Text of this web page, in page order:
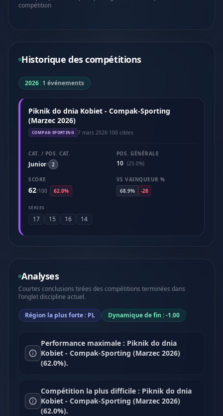
compétition
Historique des compétitions
2026| 1 événements
Piknik do dnia Kobiet - Compak-Sporting
(Marzec 2026)
COMPAK-SPORTING 7 mars 2026·100 cibles
CAT. / POS. CAT.
Junior/ 2
POS. GÉNÉRALE
10 (25.0%)
SCORE
62/100 62.0%
VS VAINQUEUR %
68.9%
-28
SÉRIES
17 15 16 14
Analyses
Courtes conclusions tirées des compétitions terminées dans
l'onglet discipline actuel.
Région la plus forte : PL Dynamique de fin : -1.00
Performance maximale : Piknik do dnia
Kobiet - Compak-Sporting (Marzec 2026)
(62.0%).
Compétition la plus difficile : Piknik do dnia
Kobiet - Compak-Sporting (Marzec 2026)
(62.0%).